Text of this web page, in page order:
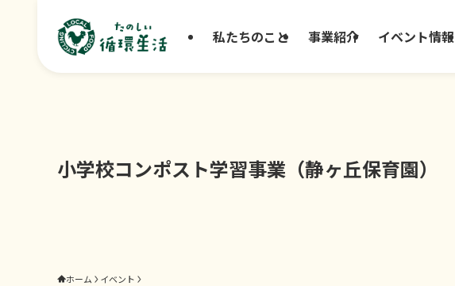
私たちのこと 事業紹介 イベント情報
小学校コンポスト学習事業（静ヶ丘保育園）
ホーム イベント